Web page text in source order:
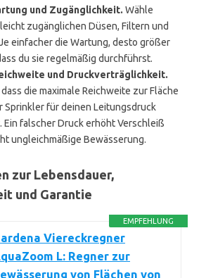
und Zugänglichkeit. Wähle
zugänglichen Düsen, Filtern und
einfacher die Wartung, desto größer
du sie regelmäßig durchführst.
und Druckverträglichkeit.
die maximale Reichweite zur Fläche
Sprinkler für deinen Leitungsdruck
Ein falscher Druck erhöht Verschleiß
ungleichmäßige Bewässerung.
zur Lebensdauer,
und Garantie
EMPFEHLUNG
Viereckregner
L: Regner zur
von Flächen von